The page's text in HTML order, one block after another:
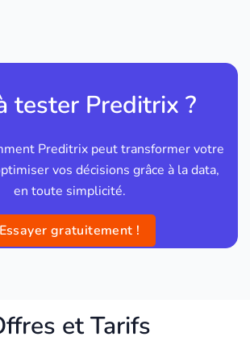
Essayer gratuitement !
tester Preditrix ?
Preditrix peut transformer votre
vos décisions grâce à la data,
en toute simplicité.
et Tarifs